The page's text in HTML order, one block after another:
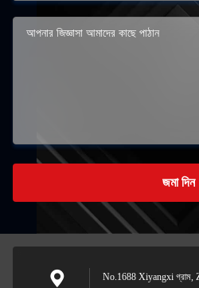
জমা দিন
No.1688 Xiyangxi গ্রাম,